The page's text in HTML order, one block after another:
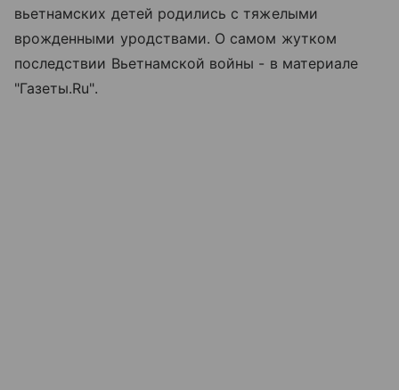
вьетнамских детей родились с тяжелыми
врожденными уродствами. О самом жутком
последствии Вьетнамской войны - в материале
"Газеты.Ru".